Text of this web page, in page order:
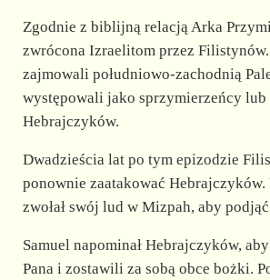
Zgodnie z biblijną relacją Arka
zwrócona Izraelitom przez
zajmowali południowo-zachodnią
występowali jako sprzymierzeńcy lub
Hebrajczyków.
Dwadzieścia lat po tym epizodzie
ponownie zaatakować Hebrajczyków.
zwołał swój lud w Mizpah, aby
Samuel napominał Hebrajczyków,
Pana i zostawili za sobą obce bożki.